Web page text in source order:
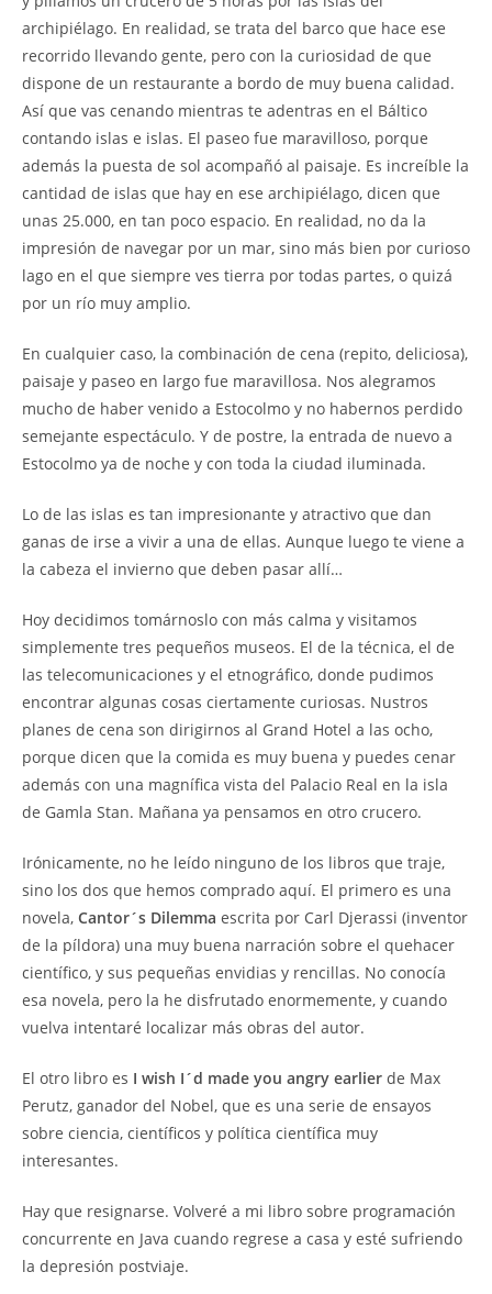
archipiélago. En realidad, se trata del barco que hace ese
recorrido llevando gente, pero con la curiosidad de que
dispone de un restaurante a bordo de muy buena calidad.
Así que vas cenando mientras te adentras en el Báltico
contando islas e islas. El paseo fue maravilloso, porque
además la puesta de sol acompañó al paisaje. Es increíble la
cantidad de islas que hay en ese archipiélago, dicen que
unas 25.000, en tan poco espacio. En realidad, no da la
impresión de navegar por un mar, sino más bien por curioso
lago en el que siempre ves tierra por todas partes, o quizá
por un río muy amplio.
En cualquier caso, la combinación de cena (repito, deliciosa),
paisaje y paseo en largo fue maravillosa. Nos alegramos
mucho de haber venido a Estocolmo y no habernos perdido
semejante espectáculo. Y de postre, la entrada de nuevo a
Estocolmo ya de noche y con toda la ciudad iluminada.
Lo de las islas es tan impresionante y atractivo que dan
ganas de irse a vivir a una de ellas. Aunque luego te viene a
la cabeza el invierno que deben pasar allí…
Hoy decidimos tomárnoslo con más calma y visitamos
simplemente tres pequeños museos. El de la técnica, el de
las telecomunicaciones y el etnográfico, donde pudimos
encontrar algunas cosas ciertamente curiosas. Nustros
planes de cena son dirigirnos al Grand Hotel a las ocho,
porque dicen que la comida es muy buena y puedes cenar
además con una magnífica vista del Palacio Real en la isla
de Gamla Stan. Mañana ya pensamos en otro crucero.
Irónicamente, no he leído ninguno de los libros que traje,
sino los dos que hemos comprado aquí. El primero es una
novela, Cantor´s Dilemma escrita por Carl Djerassi (inventor
de la píldora) una muy buena narración sobre el quehacer
científico, y sus pequeñas envidias y rencillas. No conocía
esa novela, pero la he disfrutado enormemente, y cuando
vuelva intentaré localizar más obras del autor.
El otro libro es I wish I´d made you angry earlier de Max
Perutz, ganador del Nobel, que es una serie de ensayos
sobre ciencia, científicos y política científica muy
interesantes.
Hay que resignarse. Volveré a mi libro sobre programación
concurrente en Java cuando regrese a casa y esté sufriendo
la depresión postviaje.